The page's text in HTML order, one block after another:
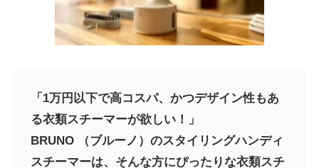
「1万円以下で高コスパ、かつデザイン性もあ
る衣類スチーマーが欲しい！」
BRUNO （ブルーノ）のスタイリングハンディ
スチーマーは、そんな方にぴったりな衣類スチ